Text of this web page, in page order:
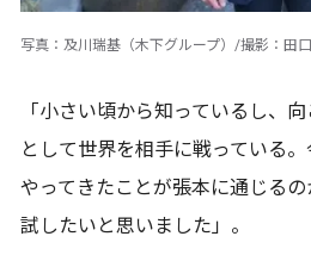
写真：及川瑞基（木下グループ）/撮影：田
「小さい頃から知っているし、
として世界を相手に戦っている
やってきたことが張本に通じる
試したいと思いました」。